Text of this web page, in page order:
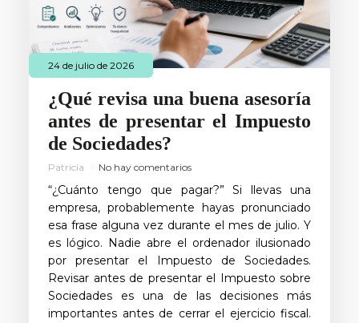
24 de julio de 2026
¿Qué revisa una buena asesoría
antes de presentar el Impuesto
de Sociedades?
Patricia No hay comentarios
“¿Cuánto tengo que pagar?” Si llevas una
empresa, probablemente hayas pronunciado
esa frase alguna vez durante el mes de julio. Y
es lógico. Nadie abre el ordenador ilusionado
por presentar el Impuesto de Sociedades.
Revisar antes de presentar el Impuesto sobre
Sociedades es una de las decisiones más
importantes antes de cerrar el ejercicio fiscal.